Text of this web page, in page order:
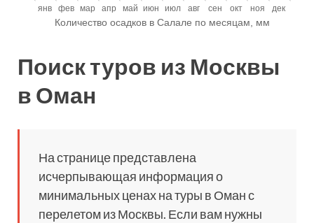
Поиск туров из Москвы
в Оман
На странице представлена
исчерпывающая информация о
минимальных ценах на туры в Оман с
перелетом из Москвы. Если вам нужны